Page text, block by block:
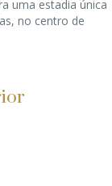
uma estadia única
no centro de